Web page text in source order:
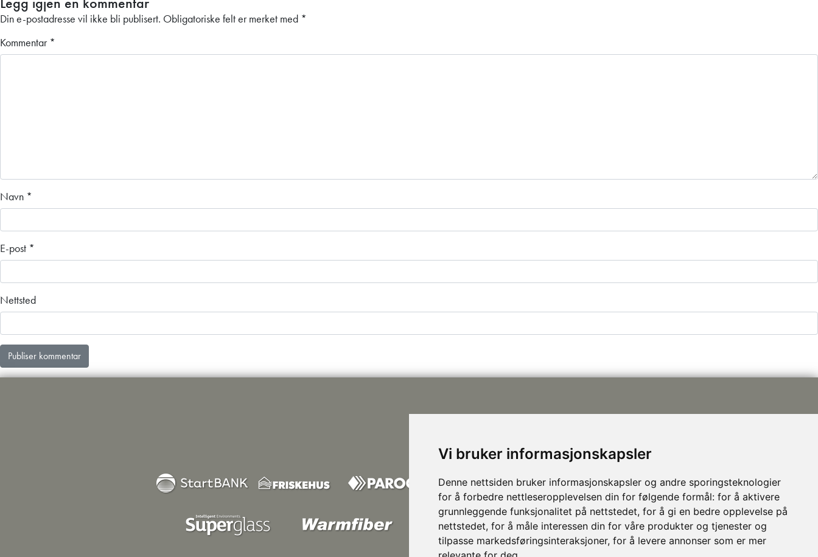
Vi bruker informasjonskapsler
Denne nettsiden bruker informasjonskapsler og andre sporingsteknologier
for å forbedre nettleseropplevelsen din for følgende formål: for å aktivere
grunnleggende funksjonalitet på nettstedet, for å gi en bedre opplevelse på
nettstedet, for å måle interessen din for våre produkter og tjenester og
tilpasse markedsføringsinteraksjoner, for å levere annonser som er mer
Din e-postadresse vil ikke bli publisert. Obligatoriske felt er merket med *
Kommentar *
Navn *
E-post *
Nettsted
907 76 420
948 80 685
Følg oss på Facebook